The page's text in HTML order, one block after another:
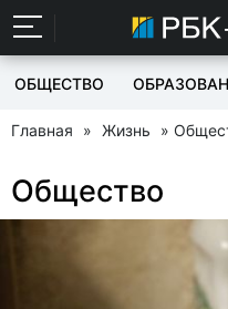
ОБЩЕСТВО
Главная » Жизнь »
Общество